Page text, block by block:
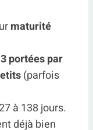
maturité
portées par
(parfois
à 138 jours.
déjà bien